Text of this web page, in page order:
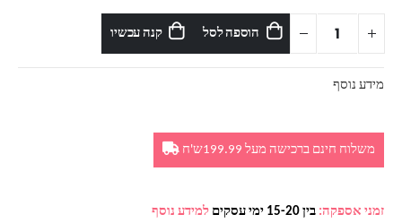
הוספה לסל קנה עכשיו
מידע נוסף
משלוח חינם ברכישה מעל 199.99ש'ח
זמני אספקה: בין 15-20 ימי עסקים
למידע נוסף